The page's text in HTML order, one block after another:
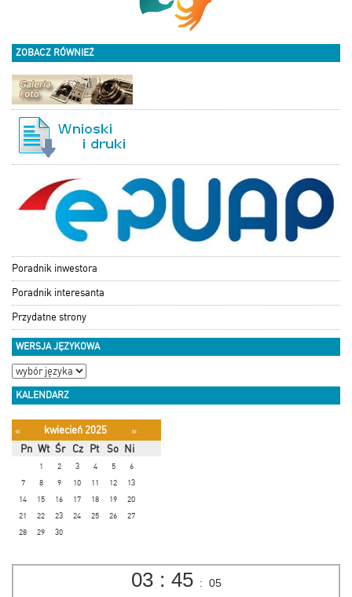
ZOBACZ RÓWNIEŻ
Poradnik inwestora
Poradnik interesanta
Przydatne strony
WERSJA JĘZYKOWA
KALENDARZ
« kwiecień 2025
»
Pn Wt Śr Cz Pt So Ni
1 2 3 4 5
6
7
8 9 10 11 12
13
14
15 16 17 18 19
20
21
22 23 24 25 26
27
28
29 30
03 : 45 : 05